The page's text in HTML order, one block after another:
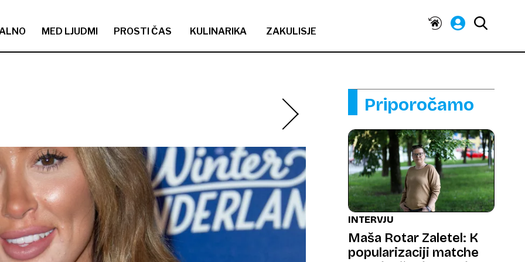
MED LJUDMI PROSTI ČAS KULINARIKA ZAKULISJE
Priporočamo
INTERVJU
Maša Rotar Zaletel: K
popularizaciji matche